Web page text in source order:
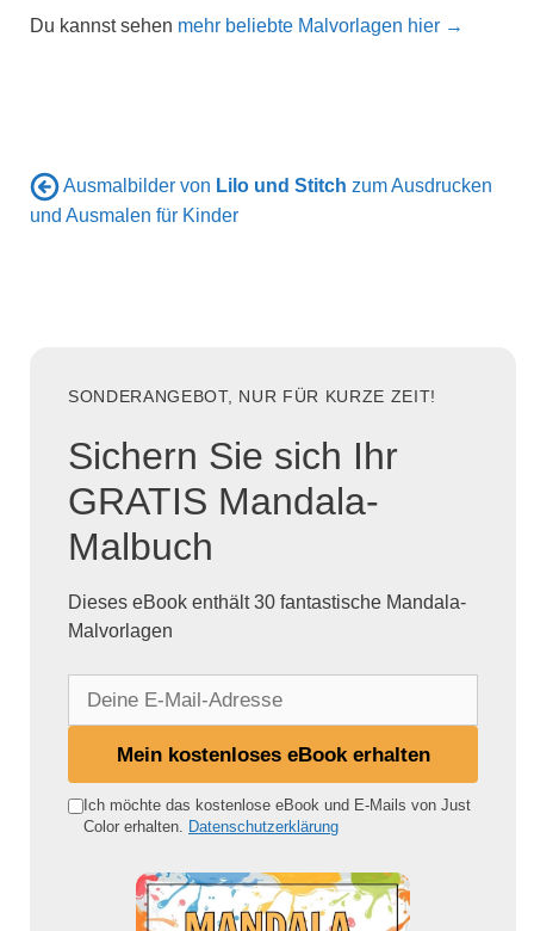
Du kannst sehen mehr beliebte Malvorlagen hier →
Ausmalbilder von Lilo und Stitch zum Ausdrucken
und Ausmalen für Kinder
SONDERANGEBOT, NUR FÜR KURZE ZEIT!
Sichern Sie sich Ihr
GRATIS Mandala-
Malbuch
Dieses eBook enthält 30 fantastische Mandala-
Malvorlagen
e
Mein kostenloses eBook erhalten
Ich möchte das kostenlose eBook und E-Mails von Just
Color erhalten.
Datenschutzerklärung